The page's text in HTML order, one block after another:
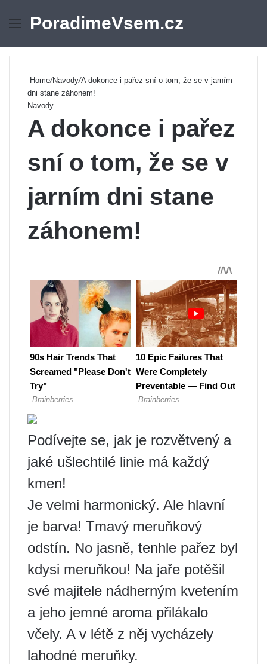
Menu
PoradimeVsem.cz
Home/Navody/A dokonce i pařez sní o tom, že se v jarním
dni stane záhonem!
Navody
A dokonce i pařez
sní o tom, že se v
jarním dni stane
záhonem!
Podívejte se, jak je rozvětvený a
jaké ušlechtilé linie má každý
kmen!
Je velmi harmonický. Ale hlavní
je barva! Tmavý meruňkový
odstín. No jasně, tenhle pařez byl
kdysi meruňkou! Na jaře potěšil
své majitele nádherným kvetením
a jeho jemné aroma přilákalo
včely. A v létě z něj vycházely
lahodné meruňky.